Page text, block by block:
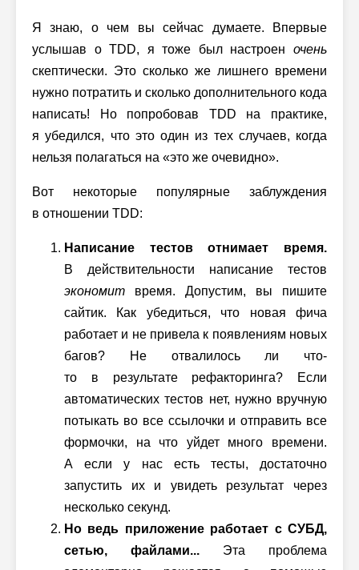
Я знаю, о чем вы сейчас думаете. Впервые
услышав о TDD, я тоже был настроен очень
скептически. Это сколько же лишнего времени
нужно потратить и сколько дополнительного кода
написать! Но попробовав TDD на практике,
я убедился, что это один из тех случаев, когда
нельзя полагаться на «это же очевидно».
Вот некоторые популярные заблуждения
в отношении TDD:
Написание тестов отнимает время.
В действительности написание тестов
экономит время. Допустим, вы пишите
сайтик. Как убедиться, что новая фича
работает и не привела к появлениям новых
багов? Не отвалилось ли что-
то в результате рефакторинга? Если
автоматических тестов нет, нужно вручную
потыкать во все ссылочки и отправить все
формочки, на что уйдет много времени.
А если у нас есть тесты, достаточно
запустить их и увидеть результат через
несколько секунд.
Но ведь приложение работает с СУБД,
сетью, файлами... Эта проблема